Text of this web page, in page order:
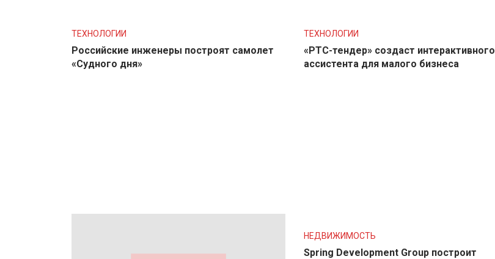
ТЕХНОЛОГИИ
Российские инженеры построят самолет
«Судного дня»
ТЕХНОЛОГИИ
«РТС-тендер» создаст интерактивного
ассистента для малого бизнеса
НЕДВИЖИМОСТЬ
Spring Development Group построит